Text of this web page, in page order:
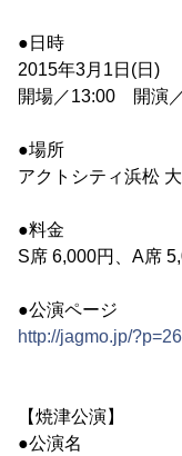
●日時
2015年3月1日(日)
開場／13:00 開演
●場所
アクトシティ浜松
●料金
S席 6,000円、A席
●公演ページ
http://jagmo.jp/
【焼津公演】
●公演名